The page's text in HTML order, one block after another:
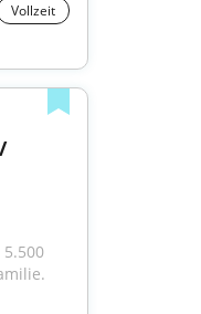
Vollzeit
5.500